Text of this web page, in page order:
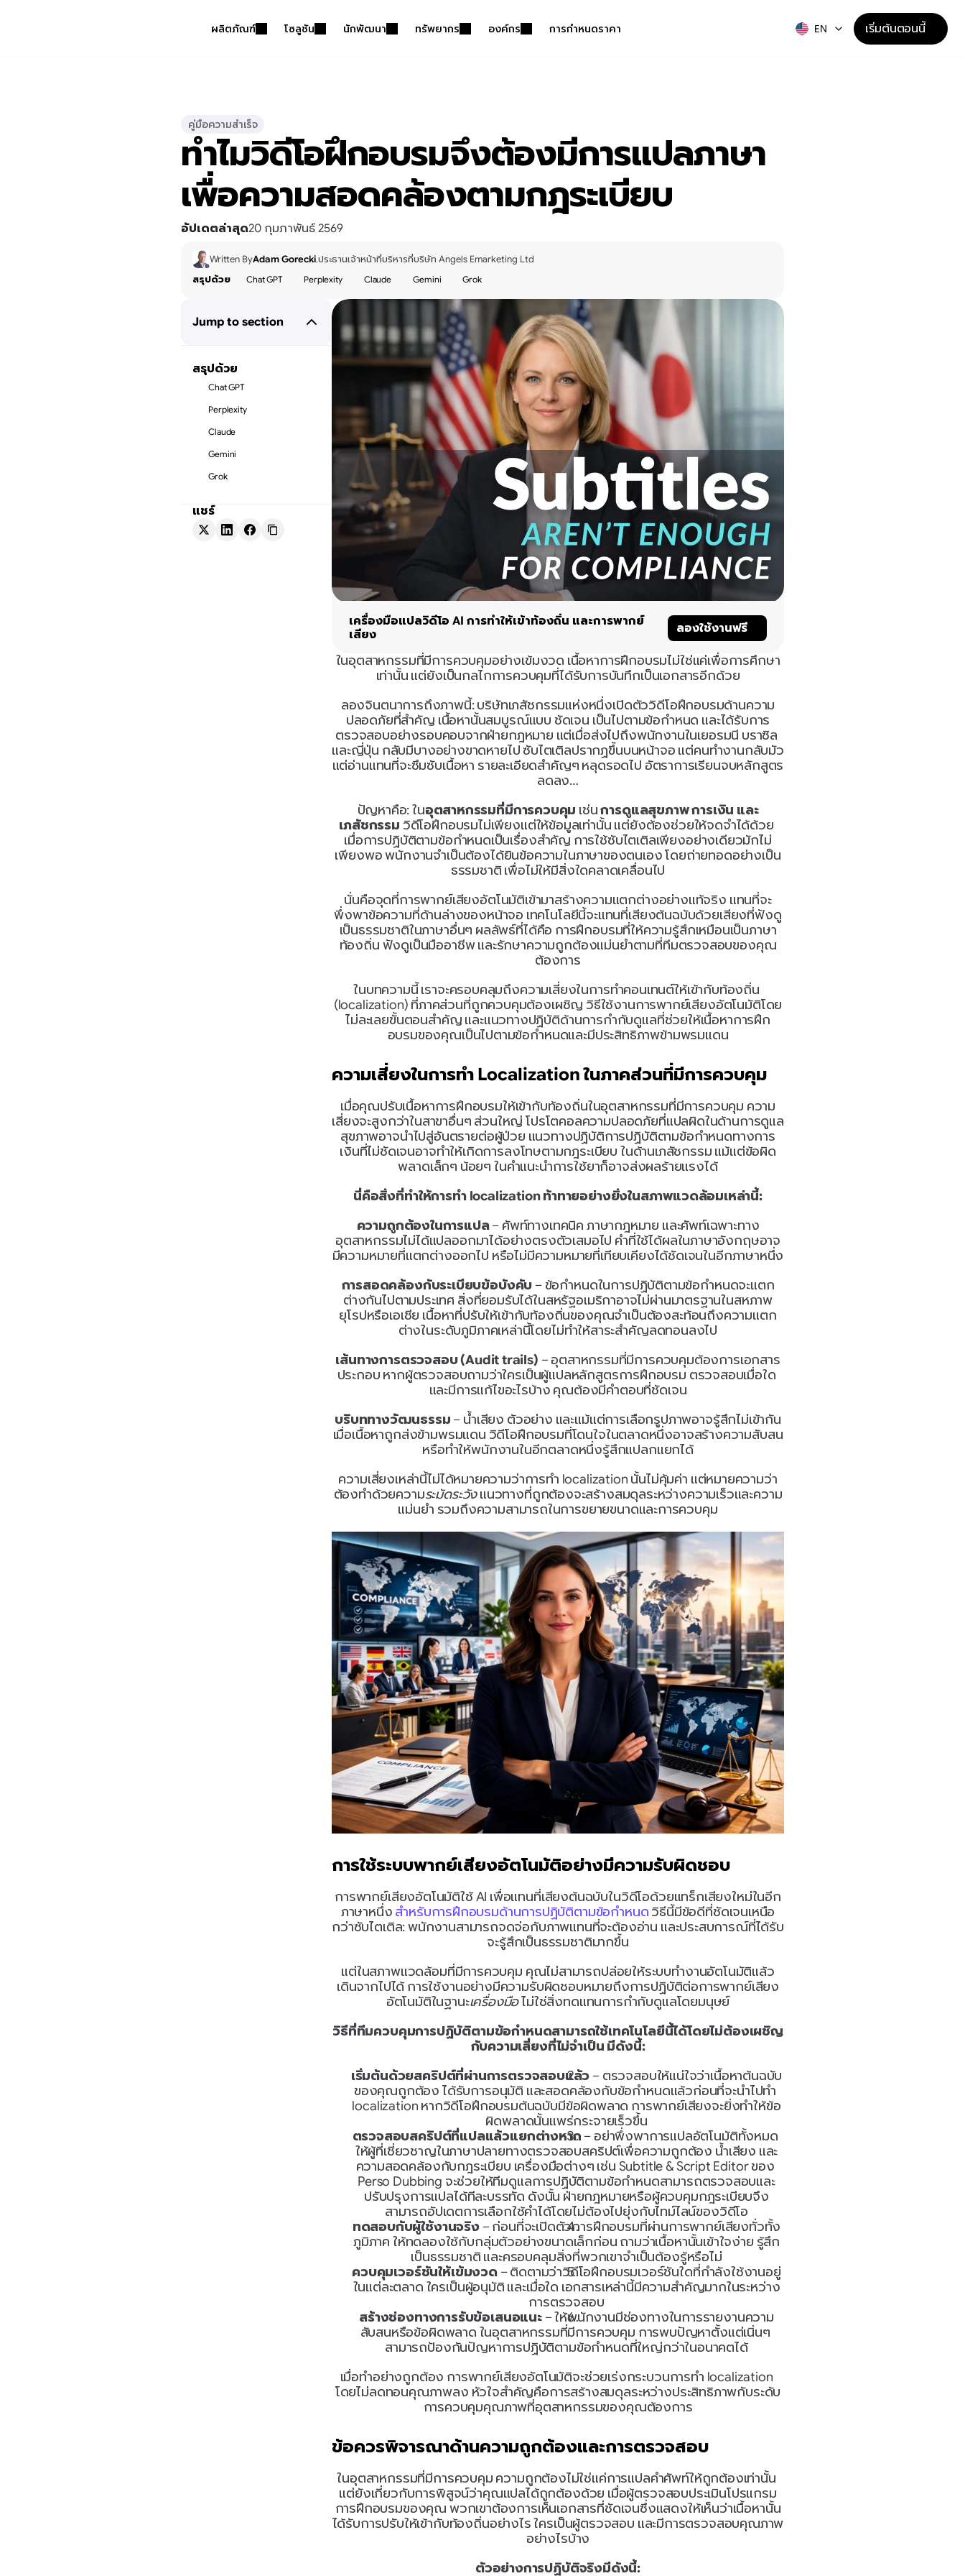
ผลิตภัณฑ์ โซลูชัน นักพัฒนา ทรัพยากร องค์กร การกำหนดราคา EN เริ่มต้นตอนนี้
คู่มือความสำเร็จ
ทำไมวิดีโอฝึกอบรมจึงต้องมีการแปลภาษา
เพื่อความสอดคล้องตามกฎระเบียบ
อัปเดตล่าสุด20 กุมภาพันธ์ 2569
Written ByAdam Gorecki,ประธานเจ้าหน้าที่บริหารที่บริษัท Angels Emarketing Ltd
สรุปด้วย
Chat GPT Perplexity Claude Gemini Grok
Jump to section
สรุปด้วย
Chat GPT
Perplexity
Claude
Gemini
Grok
แชร์
เครื่องมือแปลวิดีโอ AI การทำให้เข้าท้องถิ่น และการพากย์
เสียง
ลองใช้งานฟรี
ในอุตสาหกรรมที่มีการควบคุมอย่างเข้มงวด เนื้อหาการฝึกอบรมไม่ใช่แค่เพื่อการศึกษา
เท่านั้น แต่ยังเป็นกลไกการควบคุมที่ได้รับการบันทึกเป็นเอกสารอีกด้วย
ลองจินตนาการถึงภาพนี้: บริษัทเภสัชกรรมแห่งหนึ่งเปิดตัววิดีโอฝึกอบรมด้านความ
ปลอดภัยที่สำคัญ เนื้อหานั้นสมบูรณ์แบบ ชัดเจน เป็นไปตามข้อกำหนด และได้รับการ
ตรวจสอบอย่างรอบคอบจากฝ่ายกฎหมาย แต่เมื่อส่งไปถึงพนักงานในเยอรมนี บราซิล
และญี่ปุ่น กลับมีบางอย่างขาดหายไป ซับไตเติลปรากฏขึ้นบนหน้าจอ แต่คนทำงานกลับมัว
แต่อ่านแทนที่จะซึมซับเนื้อหา รายละเอียดสำคัญๆ หลุดรอดไป อัตราการเรียนจบหลักสูตร
ลดลง…
ปัญหาคือ: ในอุตสาหกรรมที่มีการควบคุม เช่น การดูแลสุขภาพ การเงิน และ
เภสัชกรรม วิดีโอฝึกอบรมไม่เพียงแต่ให้ข้อมูลเท่านั้น แต่ยังต้องช่วยให้จดจำได้ด้วย
เมื่อการปฏิบัติตามข้อกำหนดเป็นเรื่องสำคัญ การใช้ซับไตเติลเพียงอย่างเดียวมักไม่
เพียงพอ พนักงานจำเป็นต้องได้ยินข้อความในภาษาของตนเอง โดยถ่ายทอดอย่างเป็น
ธรรมชาติ เพื่อไม่ให้มีสิ่งใดคลาดเคลื่อนไป
นั่นคือจุดที่การพากย์เสียงอัตโนมัติเข้ามาสร้างความแตกต่างอย่างแท้จริง แทนที่จะ
พึ่งพาข้อความที่ด้านล่างของหน้าจอ เทคโนโลยีนี้จะแทนที่เสียงต้นฉบับด้วยเสียงที่ฟังดู
เป็นธรรมชาติในภาษาอื่นๆ ผลลัพธ์ที่ได้คือ การฝึกอบรมที่ให้ความรู้สึกเหมือนเป็นภาษา
ท้องถิ่น ฟังดูเป็นมืออาชีพ และรักษาความถูกต้องแม่นยำตามที่ทีมตรวจสอบของคุณ
ต้องการ
ในบทความนี้ เราจะครอบคลุมถึงความเสี่ยงในการทำคอนเทนต์ให้เข้ากับท้องถิ่น
(localization) ที่ภาคส่วนที่ถูกควบคุมต้องเผชิญ วิธีใช้งานการพากย์เสียงอัตโนมัติโดย
ไม่ละเลยขั้นตอนสำคัญ และแนวทางปฏิบัติด้านการกำกับดูแลที่ช่วยให้เนื้อหาการฝึก
อบรมของคุณเป็นไปตามข้อกำหนดและมีประสิทธิภาพข้ามพรมแดน
ความเสี่ยงในการทำ Localization ในภาคส่วนที่มีการควบคุม
เมื่อคุณปรับเนื้อหาการฝึกอบรมให้เข้ากับท้องถิ่นในอุตสาหกรรมที่มีการควบคุม ความ
เสี่ยงจะสูงกว่าในสาขาอื่นๆ ส่วนใหญ่ โปรโตคอลความปลอดภัยที่แปลผิดในด้านการดูแล
สุขภาพอาจนำไปสู่อันตรายต่อผู้ป่วย แนวทางปฏิบัติการปฏิบัติตามข้อกำหนดทางการ
เงินที่ไม่ชัดเจนอาจทำให้เกิดการลงโทษตามกฎระเบียบ ในด้านเภสัชกรรม แม้แต่ข้อผิด
พลาดเล็กๆ น้อยๆ ในคำแนะนำการใช้ยาก็อาจส่งผลร้ายแรงได้
นี่คือสิ่งที่ทำให้การทำ localization ท้าทายอย่างยิ่งในสภาพแวดล้อมเหล่านี้:
ความถูกต้องในการแปล – ศัพท์ทางเทคนิค ภาษากฎหมาย และศัพท์เฉพาะทาง
อุตสาหกรรมไม่ได้แปลออกมาได้อย่างตรงตัวเสมอไป คำที่ใช้ได้ผลในภาษาอังกฤษอาจ
มีความหมายที่แตกต่างออกไป หรือไม่มีความหมายที่เทียบเคียงได้ชัดเจนในอีกภาษาหนึ่ง
การสอดคล้องกับระเบียบข้อบังคับ – ข้อกำหนดในการปฏิบัติตามข้อกำหนดจะแตก
ต่างกันไปตามประเทศ สิ่งที่ยอมรับได้ในสหรัฐอเมริกาอาจไม่ผ่านมาตรฐานในสหภาพ
ยุโรปหรือเอเชีย เนื้อหาที่ปรับให้เข้ากับท้องถิ่นของคุณจำเป็นต้องสะท้อนถึงความแตก
ต่างในระดับภูมิภาคเหล่านี้โดยไม่ทำให้สาระสำคัญลดทอนลงไป
เส้นทางการตรวจสอบ (Audit trails) – อุตสาหกรรมที่มีการควบคุมต้องการเอกสาร
ประกอบ หากผู้ตรวจสอบถามว่าใครเป็นผู้แปลหลักสูตรการฝึกอบรม ตรวจสอบเมื่อใด
และมีการแก้ไขอะไรบ้าง คุณต้องมีคำตอบที่ชัดเจน
บริบททางวัฒนธรรม – น้ำเสียง ตัวอย่าง และแม้แต่การเลือกรูปภาพอาจรู้สึกไม่เข้ากัน
เมื่อเนื้อหาถูกส่งข้ามพรมแดน วิดีโอฝึกอบรมที่โดนใจในตลาดหนึ่งอาจสร้างความสับสน
หรือทำให้พนักงานในอีกตลาดหนึ่งรู้สึกแปลกแยกได้
ความเสี่ยงเหล่านี้ไม่ได้หมายความว่าการทำ localization นั้นไม่คุ้มค่า แต่หมายความว่า
ต้องทำด้วยความระมัดระวัง แนวทางที่ถูกต้องจะสร้างสมดุลระหว่างความเร็วและความ
แม่นยำ รวมถึงความสามารถในการขยายขนาดและการควบคุม
การใช้ระบบพากย์เสียงอัตโนมัติอย่างมีความรับผิดชอบ
การพากย์เสียงอัตโนมัติใช้ AI เพื่อแทนที่เสียงต้นฉบับในวิดีโอด้วยแทร็กเสียงใหม่ในอีก
ภาษาหนึ่ง สำหรับการฝึกอบรมด้านการปฏิบัติตามข้อกำหนด วิธีนี้มีข้อดีที่ชัดเจนเหนือ
กว่าซับไตเติล: พนักงานสามารถจดจ่อกับภาพแทนที่จะต้องอ่าน และประสบการณ์ที่ได้รับ
จะรู้สึกเป็นธรรมชาติมากขึ้น
แต่ในสภาพแวดล้อมที่มีการควบคุม คุณไม่สามารถปล่อยให้ระบบทำงานอัตโนมัติแล้ว
เดินจากไปได้ การใช้งานอย่างมีความรับผิดชอบหมายถึงการปฏิบัติต่อการพากย์เสียง
อัตโนมัติในฐานะเครื่องมือ ไม่ใช่สิ่งทดแทนการกำกับดูแลโดยมนุษย์
วิธีที่ทีมควบคุมการปฏิบัติตามข้อกำหนดสามารถใช้เทคโนโลยีนี้ได้โดยไม่ต้องเผชิญ
กับความเสี่ยงที่ไม่จำเป็น มีดังนี้:
เริ่มต้นด้วยสคริปต์ที่ผ่านการตรวจสอบแล้ว – ตรวจสอบให้แน่ใจว่าเนื้อหาต้นฉบับ
ของคุณถูกต้อง ได้รับการอนุมัติ และสอดคล้องกับข้อกำหนดแล้วก่อนที่จะนำไปทำ
localization หากวิดีโอฝึกอบรมต้นฉบับมีข้อผิดพลาด การพากย์เสียงจะยิ่งทำให้ข้อ
ผิดพลาดนั้นแพร่กระจายเร็วขึ้น
ตรวจสอบสคริปต์ที่แปลแล้วแยกต่างหาก – อย่าพึ่งพาการแปลอัตโนมัติทั้งหมด
ให้ผู้ที่เชี่ยวชาญในภาษาปลายทางตรวจสอบสคริปต์เพื่อความถูกต้อง น้ำเสียง และ
ความสอดคล้องกับกฎระเบียบ เครื่องมือต่างๆ เช่น Subtitle & Script Editor ของ
Perso Dubbing จะช่วยให้ทีมดูแลการปฏิบัติตามข้อกำหนดสามารถตรวจสอบและ
ปรับปรุงการแปลได้ทีละบรรทัด ดังนั้น ฝ่ายกฎหมายหรือผู้ควบคุมกฎระเบียบจึง
สามารถอัปเดตการเลือกใช้คำได้โดยไม่ต้องไปยุ่งกับไทม์ไลน์ของวิดีโอ
ทดสอบกับผู้ใช้งานจริง – ก่อนที่จะเปิดตัวการฝึกอบรมที่ผ่านการพากย์เสียงทั่วทั้ง
ภูมิภาค ให้ทดลองใช้กับกลุ่มตัวอย่างขนาดเล็กก่อน ถามว่าเนื้อหานั้นเข้าใจง่าย รู้สึก
เป็นธรรมชาติ และครอบคลุมสิ่งที่พวกเขาจำเป็นต้องรู้หรือไม่
ควบคุมเวอร์ชันให้เข้มงวด – ติดตามว่าวิดีโอฝึกอบรมเวอร์ชันใดที่กำลังใช้งานอยู่
ในแต่ละตลาด ใครเป็นผู้อนุมัติ และเมื่อใด เอกสารเหล่านี้มีความสำคัญมากในระหว่าง
การตรวจสอบ
สร้างช่องทางการรับข้อเสนอแนะ – ให้พนักงานมีช่องทางในการรายงานความ
สับสนหรือข้อผิดพลาด ในอุตสาหกรรมที่มีการควบคุม การพบปัญหาตั้งแต่เนิ่นๆ
สามารถป้องกันปัญหาการปฏิบัติตามข้อกำหนดที่ใหญ่กว่าในอนาคตได้
เมื่อทำอย่างถูกต้อง การพากย์เสียงอัตโนมัติจะช่วยเร่งกระบวนการทำ localization
โดยไม่ลดทอนคุณภาพลง หัวใจสำคัญคือการสร้างสมดุลระหว่างประสิทธิภาพกับระดับ
การควบคุมคุณภาพที่อุตสาหกรรมของคุณต้องการ
ข้อควรพิจารณาด้านความถูกต้องและการตรวจสอบ
ในอุตสาหกรรมที่มีการควบคุม ความถูกต้องไม่ใช่แค่การแปลคำศัพท์ให้ถูกต้องเท่านั้น
แต่ยังเกี่ยวกับการพิสูจน์ว่าคุณแปลได้ถูกต้องด้วย เมื่อผู้ตรวจสอบประเมินโปรแกรม
การฝึกอบรมของคุณ พวกเขาต้องการเห็นเอกสารที่ชัดเจนซึ่งแสดงให้เห็นว่าเนื้อหานั้น
ได้รับการปรับให้เข้ากับท้องถิ่นอย่างไร ใครเป็นผู้ตรวจสอบ และมีการตรวจสอบคุณภาพ
อย่างไรบ้าง
ตัวอย่างการปฏิบัติจริงมีดังนี้: